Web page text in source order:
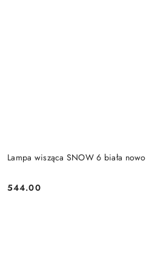
Lampa wisząca SNOW 6 biała
Cena:
544.00